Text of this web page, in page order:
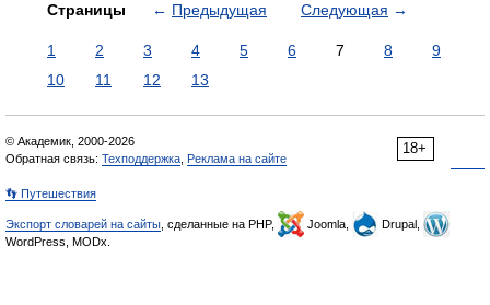
Страницы ← Предыдущая Следующая →
1 2 3 4 5 6 7 8
9
10
11 12 13
18+
© Академик, 2000-2026
Обратная связь: Техподдержка Реклама на сайте
👣 Путешествия
Экспорт словарей на сайты , сделанные на PHP, Joomla,
Drupal,
WordPress, MODx.